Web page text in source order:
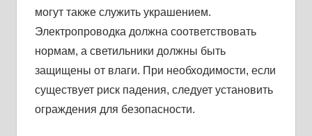
могут также служить украшением.
Электропроводка должна соответствовать
нормам, а светильники должны быть
защищены от влаги. При необходимости, если
существует риск падения, следует установить
ограждения для безопасности.